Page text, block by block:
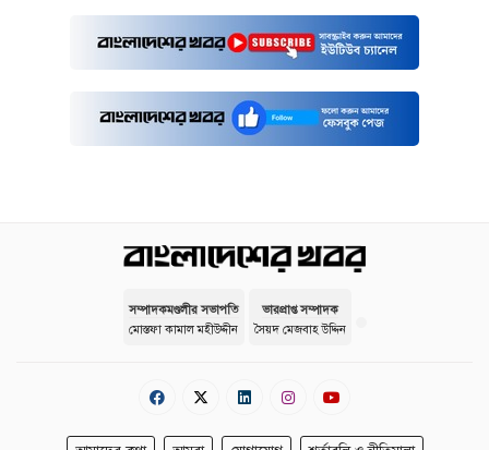
সম্পাদকমণ্ডলীর সভাপতি
মোস্তফা কামাল মহীউদ্দীন
ভারপ্রাপ্ত সম্পাদক
সৈয়দ মেজবাহ উদ্দিন